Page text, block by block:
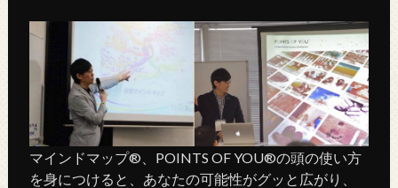
マインドマップ®、POINTS OF YOU®の頭の使い方
を身につけると、あなたの可能性がグッと広がり、